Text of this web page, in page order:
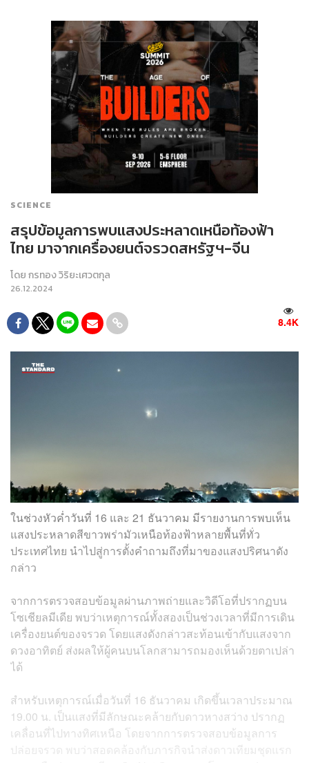
SCIENCE
สรุปข้อมูลการพบแสงประหลาดเหนือท้องฟ้า
ไทย มาจากเครื่องยนต์จรวดสหรัฐฯ-จีน
โดยกรทอง วิริยะเศวตกุล
26.12.2024
8.4K
ในช่วงหัวค่ำวันที่ 16 และ 21 ธันวาคม มีรายงานการพบเห็น
แสงประหลาดสีขาวพร่ามัวเหนือท้องฟ้าหลายพื้นที่ทั่ว
ประเทศไทย นำไปสู่การตั้งคำถามถึงที่มาของแสงปริศนาดัง
กล่าว
จากการตรวจสอบข้อมูลผ่านภาพถ่ายและวิดีโอที่ปรากฏบน
โซเชียลมีเดีย พบว่าเหตุการณ์ทั้งสองเป็นช่วงเวลาที่มีการเดิน
เครื่องยนต์ของจรวด โดยแสงดังกล่าวสะท้อนเข้ากับแสงจาก
ดวงอาทิตย์ ส่งผลให้ผู้คนบนโลกสามารถมองเห็นด้วยตาเปล่า
ได้
สำหรับเหตุการณ์เมื่อวันที่ 16 ธันวาคม เกิดขึ้นเวลาประมาณ
19.00 น. เป็นแสงที่มีลักษณะคล้ายกับดาวหางสว่าง ปรากฏ
เคลื่อนที่ไปทางทิศเหนือ โดยจากการตรวจสอบข้อมูลการ
ปล่อยจรวด พบว่าสอดคล้องกับภารกิจนำส่งดาวเทียมชุดแรก